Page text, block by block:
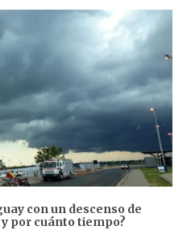
con un descenso de
y por cuánto tiempo?